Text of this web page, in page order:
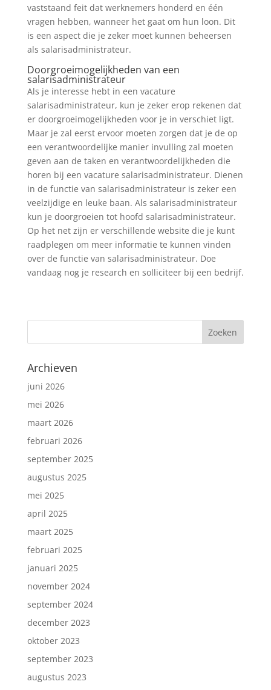
vaststaand feit dat werknemers honderd en één
vragen hebben, wanneer het gaat om hun loon. Dit
is een aspect die je zeker moet kunnen beheersen
als salarisadministrateur.
Doorgroeimogelijkheden van een
salarisadministrateur
Als je interesse hebt in een vacature
salarisadministrateur, kun je zeker erop rekenen dat
er doorgroeimogelijkheden voor je in verschiet ligt.
Maar je zal eerst ervoor moeten zorgen dat je de op
een verantwoordelijke manier invulling zal moeten
geven aan de taken en verantwoordelijkheden die
horen bij een vacature salarisadministrateur. Dienen
in de functie van salarisadministrateur is zeker een
veelzijdige en leuke baan. Als salarisadministrateur
kun je doorgroeien tot hoofd salarisadministrateur.
Op het net zijn er verschillende website die je kunt
raadplegen om meer informatie te kunnen vinden
over de functie van salarisadministrateur. Doe
vandaag nog je research en solliciteer bij een bedrijf.
Archieven
juni 2026
mei 2026
maart 2026
februari 2026
september 2025
augustus 2025
mei 2025
april 2025
maart 2025
februari 2025
januari 2025
november 2024
september 2024
december 2023
oktober 2023
september 2023
augustus 2023